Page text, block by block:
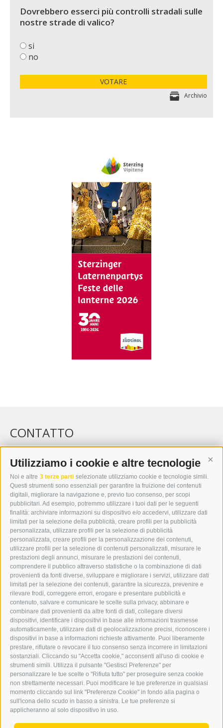
Utilizziamo i cookie e altre tecnologie
Noi e altre 3 terze parti selezionate utilizziamo cookie e tecnologie simili.
Questi strumenti sono essenziali per garantire la fruizione dei contenuti
digitali, migliorare la navigazione e, previo tuo consenso, per scopi
pubblicitari. Ad esempio, potremmo utilizzare i tuoi dati per le seguenti
finalità: archiviare informazioni su dispositivo e/o accedervi, utilizzare dati
limitati per la selezione della pubblicità, creare profili per la pubblicità
personalizzata, utilizzare profili per la selezione di pubblicità
personalizzata, creare profili per la personalizzazione dei contenuti,
utilizzare profili per la selezione di contenuti personalizzati, misurare le
prestazioni degli annunci, misurare le prestazioni dei contenuti,
comprendere il pubblico attraverso statistiche o la combinazione di dati
provenienti da fonti diverse, sviluppare e migliorare i servizi, utilizzare dati
limitati per la selezione dei contenuti, garantire la sicurezza, prevenire e
rilevare frodi, correggere errori, erogare e presentare pubblicità e
contenuto, salvare e comunicare le scelte sulla privacy, abbinare e
combinare dati provenienti da altre fonti di dati, collegare diversi
dispositivi, identificare i dispositivi in base alle informazioni trasmesse
automaticamente, utilizzare dati di geolocalizzazione precisi, riconoscere i
dispositivi in base a informazioni richieste attivamente. Puoi liberamente
prestare, rifiutare o revocare il tuo consenso senza incorrere in limitazioni
sostanziali. Cliccando su "Accetta cookie," acconsenti all'uso di cookie e
strumenti simili. Utilizza il pulsante "Gestisci Preferenze" per
personalizzare le tue scelte o "Rifiuta tutto" per proseguire senza cookie
non strettamente necessari. Puoi modificare le tue preferenze in qualsiasi
momento cliccando sul link "Preferenze Cookie" in fondo alla pagina o
sull'icona dello scudo in basso a sinistra. Le tue preferenze si
applicheranno al solo dispositivo in uso.
Dovrebbero esserci più controlli stradali sulle
nostre strade di valico?
si
no
VOTARE
Archivio
CONTATTO
WIPP-MEDIA GMBH
DER ERKER
I-39049 VIPITENO
TEL.: +39 0472 766876
GRAFIK@DERERKER.IT
INFO@DERERKER.IT
BARBARA.FONTANA@DERERKER.IT
ERKER
PUBBLICITÀ NELL’ERKER
PUBBLICITÀ ONLINE
ADDEBITO DIRETTO SEPA
REGOLAMENTO COMMENTI
ONLINE VOTING
SERVICE
EVENTI
ANNUNCI
LINK UTILI
METEO
WEBCAM
VIDEO
NECROLOGI